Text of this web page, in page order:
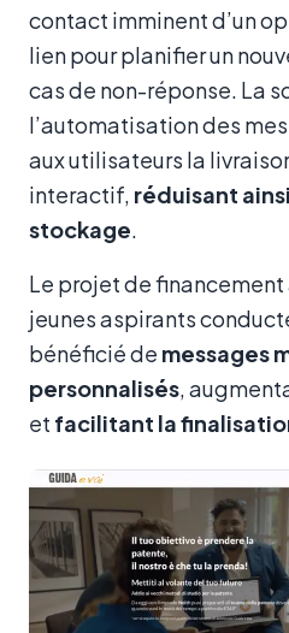
contact imminent d’un
lien pour planifier un
cas de non-réponse. La
l’automatisation des
aux utilisateurs la
interactif, réduisant
stockage.
Le projet de financement
jeunes aspirants
bénéficié de messages
personnalisés,
et facilitant la